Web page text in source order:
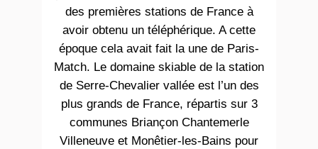
des premières stations de France à
avoir obtenu un téléphérique. A cette
époque cela avait fait la une de Paris-
Match. Le domaine skiable de la station
de Serre-Chevalier vallée est l’un des
plus grands de France, répartis sur 3
communes Briançon Chantemerle
Villeneuve et Monêtier-les-Bains pour